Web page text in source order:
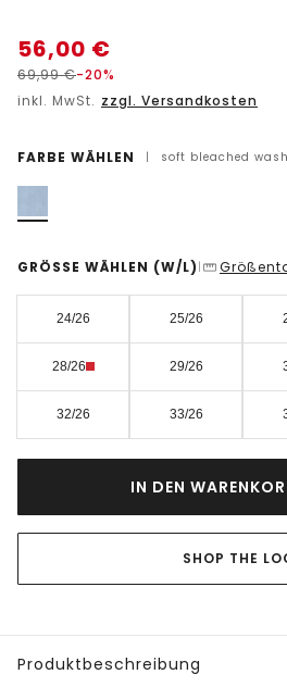
56,00 €
69,99€-20%
inkl. MwSt. zzgl. Versandkosten
FARBE WÄHLEN | soft bleached
GRÖSSE WÄHLEN (W/L) |
24/26 25/26
28/26 29/26
32/26 33/26
IN DEN
SHOP THE
Produktbeschreibung